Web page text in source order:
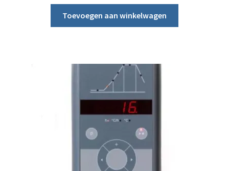
Toevoegen aan winkelwagen